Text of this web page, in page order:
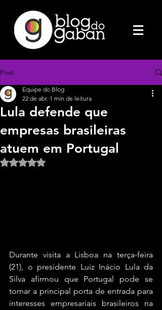
Post
Lula defende que
empresas brasileiras
atuem em Portugal
Equipe do Blog
22 de abr. 1 min de leitura
Avaliado com NaN de 5 estrelas.
Durante visita a Lisboa na terça-feira
(21), o presidente Luiz Inácio Lula da
Silva afirmou que Portugal pode se
tornar a principal porta de entrada para
interesses empresariais brasileiros na